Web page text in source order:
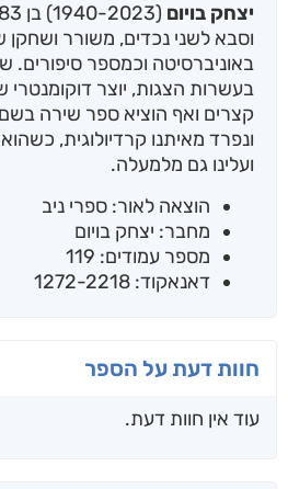
יצחק בויום
וסבא לשני נכדים, משורר
באוניברסיטה וכמספר סיפורים.
בעשרות הצגות, יוצר
קצרים ואף הוציא ספר שירה בשם
ונפרד מאיתנו קרדיולוגית,
ועלינו גם מלמעלה.
הוצאה לאור: ספרי ניב
מחבר: יצחק בויום
מספר עמודים: 119
דאנאקוד: 1272-2218
חוות דעת על הספר
עוד אין חוות דעת.